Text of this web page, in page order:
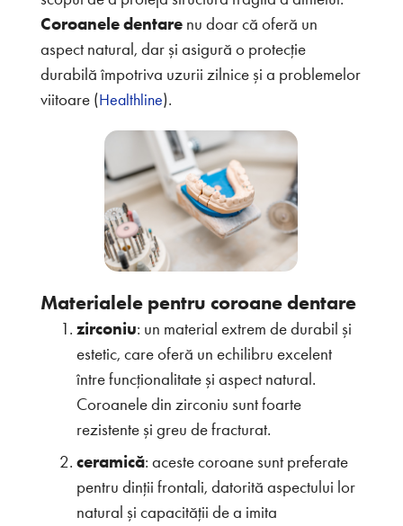
Coroanele dentarenu doar că oferă un
aspect natural, dar și asigură o protecție
durabilă împotriva uzurii zilnice și a problemelor
viitoare (Healthline).
Materialele pentru coroane dentare
zirconiu: un material extrem de durabil și
estetic, care oferă un echilibru excelent
între funcționalitate și aspect natural.
Coroanele din zirconiu sunt foarte
rezistente și greu de fracturat.
ceramică: aceste coroane sunt preferate
pentru dinții frontali, datorită aspectului lor
natural și capacității de a imita